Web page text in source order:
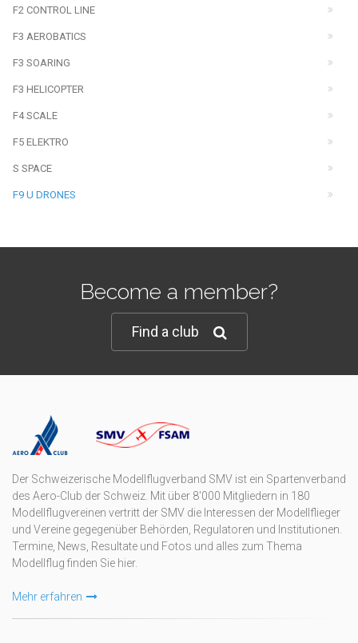
F2 CONTROL LINE
F3 AEROBATICS
F3 SOARING
F3 HELICOPTER
F4 SCALE
F5 ELEKTRO
S SPACE
F9 U DRONES
Become a member?
Find a club
Der Schweizerische Modellflugverband SMV ist ein Spartenverband
des Aero-Club der Schweiz. Mit über 8'000 Mitgliedern in 180
Modellflugvereinen vertritt der SMV die Interessen der Modellflieger
und Vereine gegegenüber Behörden, Regulatoren und Institutionen.
Termine, News, Resultate und Fotos und alles zum Thema
Modellflug finden Sie hier.
Mehr erfahren